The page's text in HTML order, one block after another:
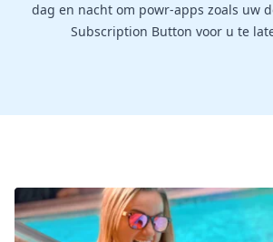
dag en nacht om powr-apps zoals uw
Subscription Button voor u te